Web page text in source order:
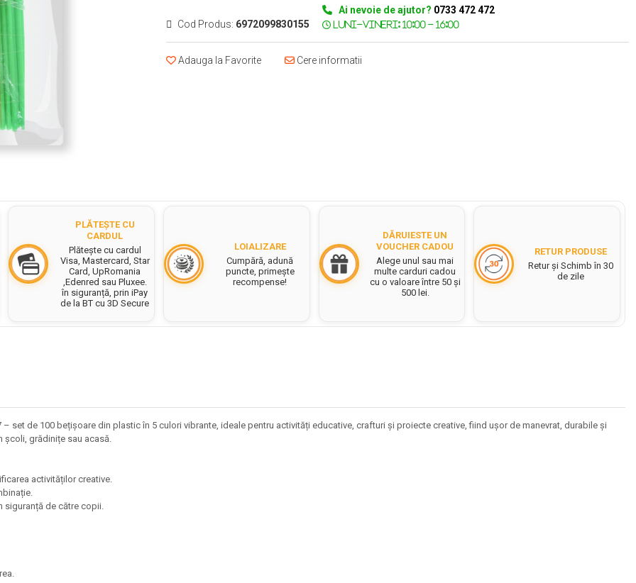
Cod Produs: 6972099830155
Ai nevoie de ajutor? 0733 472 472
Adauga la Favorite Cere informatii
PLĂTEȘTE CU
CARDUL
Plătește cu cardul
Visa, Mastercard, Star
Card, UpRomania
,Edenred sau Pluxee.
în siguranță, prin iPay
de la BT cu 3D Secure
LOIALIZARE
Cumpără, adună
puncte, primește
recompense!
DĂRUIESTE UN
VOUCHER CADOU
Alege unul sau mai
multe carduri cadou
cu o valoare între 50 și
500 lei.
RETUR PRODUSE
Retur și Schimb în 30
de zile
– set de 100 bețișoare din plastic în 5 culori vibrante, ideale pentru activități educative, crafturi și proiecte creative, fiind ușor de manevrat, durabile și
școli, grădinițe sau acasă.
activităților creative.
siguranță de către copii.